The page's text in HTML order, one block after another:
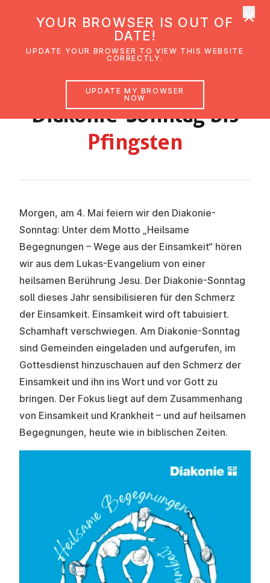
Diakonie-Sonntag bis
Pfingsten
GEMEINDEBRIEF LINZ MAI 2025
Morgen, am 4. Mai feiern wir den Diakonie-
Sonntag: Unter dem Motto „Heilsame
Begegnungen – Wege aus der Einsamkeit“ hören
wir aus dem Lukas-Evangelium von einer
heilsamen Berührung Jesu. Der Diakonie-Sonntag
soll dieses Jahr sensibilisieren für den Schmerz
der Einsamkeit. Einsamkeit wird oft tabuisiert.
Schamhaft verschwiegen. Am Diakonie-Sonntag
sind Gemeinden eingeladen und aufgerufen, im
Gottesdienst hinzuschauen auf den Schmerz der
Einsamkeit und ihn ins Wort und vor Gott zu
bringen. Der Fokus liegt auf dem Zusammenhang
von Einsamkeit und Krankheit – und auf heilsamen
Begegnungen, heute wie in biblischen Zeiten.
YOUR BROWSER IS OUT OF
DATE!
UPDATE YOUR BROWSER TO VIEW THIS WEBSITE
CORRECTLY.
UPDATE MY BROWSER
NOW
×